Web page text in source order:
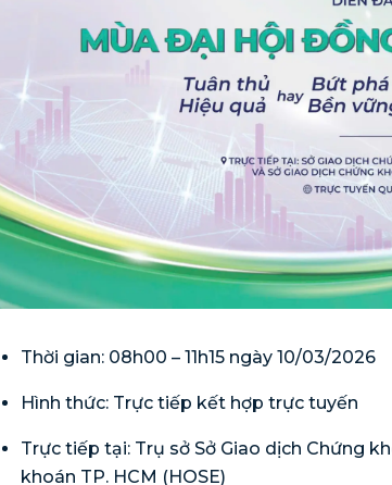
Thời gian: 08h00 – 11h15 ngày 10/03/2026
Hình thức: Trực tiếp kết hợp trực tuyến
Trực tiếp tại: Trụ sở Sở Giao dịch Chứng
khoán TP. HCM (HOSE)